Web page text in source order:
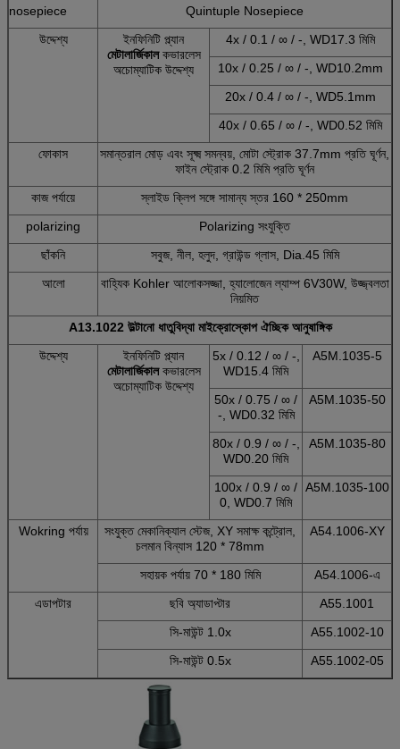
nosepiece
Quintuple Nosepiece
উদ্দেশ্য
ইনফিনিটি প্ল্যান
মেটালার্জিকালকভারলেস
অচোম্যাটিক উদ্দেশ্য
4x / 0.1 / ∞ / -, WD17.3 মিমি
10x / 0.25 / ∞ / -, WD10.2mm
20x / 0.4 / ∞ / -, WD5.1mm
40x / 0.65 / ∞ / -, WD0.52 মিমি
ফোকাস
সমান্তরাল মোড় এবং সূক্ষ্ম সমন্বয়, মোটা স্ট্রোক 37.7mm প্রতি ঘূর্ণন,
ফাইন স্ট্রোক 0.2 মিমি প্রতি ঘূর্ণন
কাজ পর্যায়ে
স্লাইড ক্লিপ সঙ্গে সামান্য স্তর 160 * 250mm
polarizing
Polarizing সংযুক্তি
ছাঁকনি
সবুজ, নীল, হলুদ, গ্রাউন্ড গ্লাস, Dia.45 মিমি
আলো
বাহ্যিক Kohler আলোকসজ্জা, হ্যালোজেন ল্যাম্প 6V30W, উজ্জ্বলতা
নিয়মিত
A13.1022 উল্টানো ধাতুবিদ্যা মাইক্রোস্কোপ ঐচ্ছিক আনুষাঙ্গিক
উদ্দেশ্য
ইনফিনিটি প্ল্যান
মেটালার্জিকালকভারলেস
অচোম্যাটিক উদ্দেশ্য
5x / 0.12 / ∞ / -,
WD15.4 মিমি
A5M.1035-5
50x / 0.75 / ∞ /
-, WD0.32 মিমি
A5M.1035-50
80x / 0.9 / ∞ / -,
WD0.20 মিমি
A5M.1035-80
100x / 0.9 / ∞ /
0, WD0.7 মিমি
A5M.1035-100
Wokring পর্যায়
সংযুক্ত মেকানিক্যাল স্টেজ, XY সমাক্ষ কন্ট্রোল,
চলমান বিন্যাস 120 * 78mm
A54.1006-XY
সহায়ক পর্যায় 70 * 180 মিমি
A54.1006-এ
এডাপটার
ছবি অ্যাডাপ্টার
A55.1001
সি-মাউন্ট 1.0x
A55.1002-10
সি-মাউন্ট 0.5x
A55.1002-05